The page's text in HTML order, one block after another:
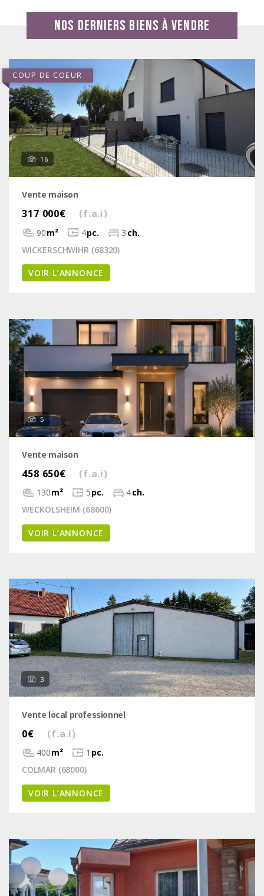
Nos derniers biens à vendre
COUP DE COEUR
16
Vente maison
317 000€ (f.a.i)
90m² 4pc. 3 ch.
WICKERSCHWIHR (68320)
VOIR L’ANNONCE
5
Vente maison
458 650€ (f.a.i)
130m² 5pc. 4ch.
WECKOLSHEIM (68600)
VOIR L’ANNONCE
3
Vente local professionnel
0€ (f.a.i)
400m² 1 pc.
COLMAR (68000)
VOIR L’ANNONCE